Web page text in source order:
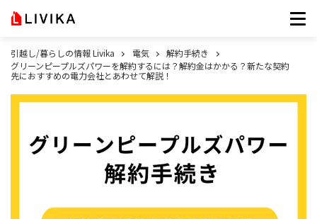
引越し/暮らしの情報 Livika 電気
解約手続き
グリーンピープルズパワーを解約するには？解約金はかかる？新たな契約
先におすすめの電力会社とあわせて解説！